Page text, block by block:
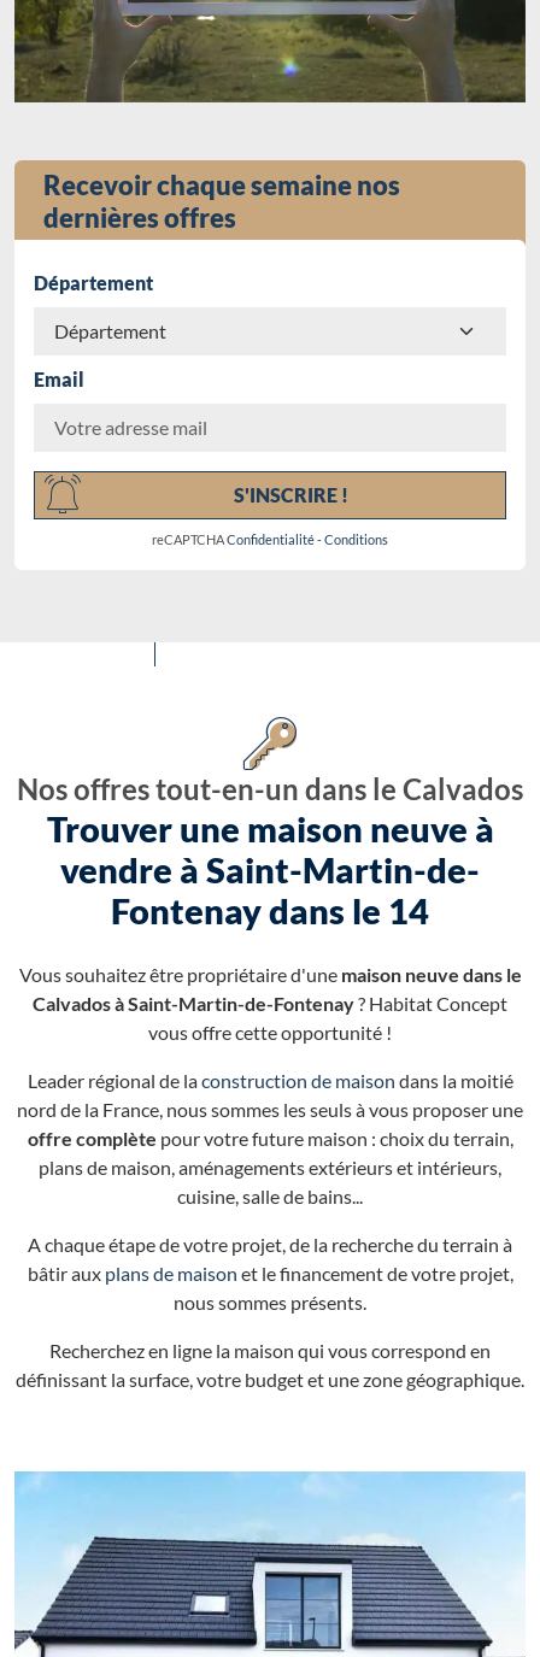
Recevoir chaque semaine nos
dernières offres
Département
Email
S'INSCRIRE !
reCAPTCHAConfidentialité-Conditions
Nos offres tout-en-un dans le Calvados
Trouver une maison neuve à
vendre à Saint-Martin-de-
Fontenay dans le 14
Vous souhaitez être propriétaire d'une maison neuve dans le
Calvados à Saint-Martin-de-Fontenay? Habitat Concept
vous offre cette opportunité !
Leader régional de laconstruction de maison dans la moitié
nord de la France, nous sommes les seuls à vous proposer une
offre complète pour votre future maison : choix du terrain,
plans de maison, aménagements extérieurs et intérieurs,
cuisine, salle de bains...
A chaque étape de votre projet, de la recherche du terrain à
bâtir aux plans de maison et le financement de votre projet,
nous sommes présents.
Recherchez en ligne la maison qui vous correspond en
définissant la surface, votre budget et une zone géographique.